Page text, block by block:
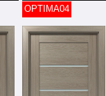
OPTIMA04